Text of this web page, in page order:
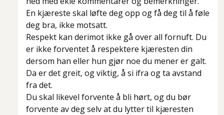
En kjæreste skal løfte deg opp og få deg til å føle
deg bra, ikke motsatt.
Respekt kan derimot ikke gå over all fornuft. Du
er ikke forventet å respektere kjæresten din
dersom han eller hun gjør noe du mener er galt.
Da er det greit, og viktig, å si ifra og ta avstand
fra det.
Du skal likevel forvente å bli hørt, og du bør
forvente av deg selv at du lytter til kjæresten